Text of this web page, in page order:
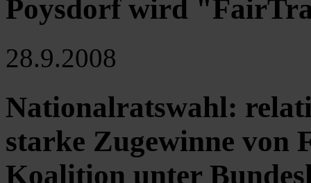
Poysdorf wird
28.9.2008
Nationalratswahl:
starke Zugewinne von
Koalition unter